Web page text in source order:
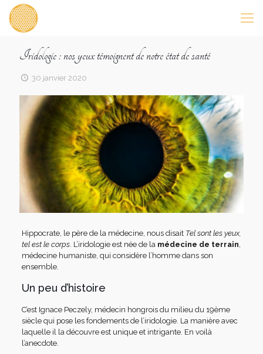
Iridologie : nos yeux témoignent de notre état de santé
30 janvier 2020
Hippocrate, le père de la médecine, nous disait Tel sont les yeux,
tel est le corps. L’iridologie est née de la médecine de terrain
médecine humaniste, qui considère l’homme dans son
ensemble.
Un peu d’histoire
C’est Ignace Peczely, médecin hongrois du milieu du 19ème
siècle qui pose les fondements de l’iridologie. La manière avec
laquelle il la découvre est unique et intrigante. En voilà
l’anecdote.